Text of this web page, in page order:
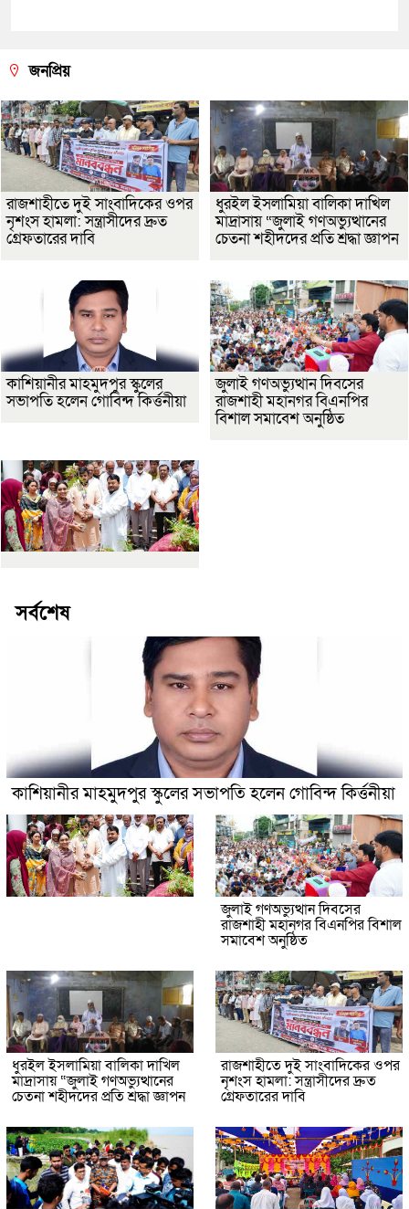
জনপ্রিয়
রাজশাহীতে দুই সাংবাদিকের ওপর
নৃশংস হামলা: সন্ত্রাসীদের দ্রুত
গ্রেফতারের দাবি
ধুরইল ইসলামিয়া বালিকা দাখিল
মাদ্রাসায় “জুলাই গণঅভ্যুত্থানের
চেতনা শহীদদের প্রতি শ্রদ্ধা জ্ঞাপন
কাশিয়ানীর মাহমুদপুর স্কুলের
সভাপতি হলেন গোবিন্দ কির্ত্তনীয়া
জুলাই গণঅভ্যুত্থান দিবসের
রাজশাহী মহানগর বিএনপির
বিশাল সমাবেশ অনুষ্ঠিত
সর্বশেষ
কাশিয়ানীর মাহমুদপুর স্কুলের সভাপতি হলেন গোবিন্দ কির্ত্তনীয়া
জুলাই গণঅভ্যুত্থান দিবসের
রাজশাহী মহানগর বিএনপির বিশাল
সমাবেশ অনুষ্ঠিত
ধুরইল ইসলামিয়া বালিকা দাখিল
মাদ্রাসায় “জুলাই গণঅভ্যুত্থানের
চেতনা শহীদদের প্রতি শ্রদ্ধা জ্ঞাপন
রাজশাহীতে দুই সাংবাদিকের ওপর
নৃশংস হামলা: সন্ত্রাসীদের দ্রুত
গ্রেফতারের দাবি